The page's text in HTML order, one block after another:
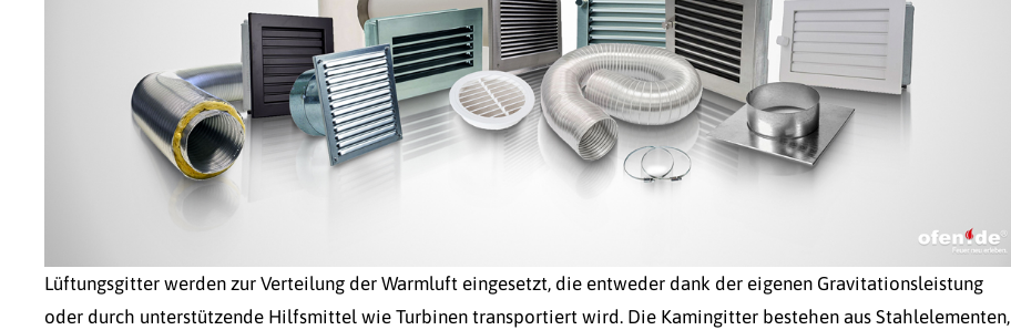
Lüftungsgitter werden zur Verteilung der Warmluft eingesetzt, die entweder dank der eigenen Gravitationsleistung
oder durch unterstützende Hilfsmittel wie Turbinen transportiert wird. Die Kamingitter bestehen aus Stahlelementen,